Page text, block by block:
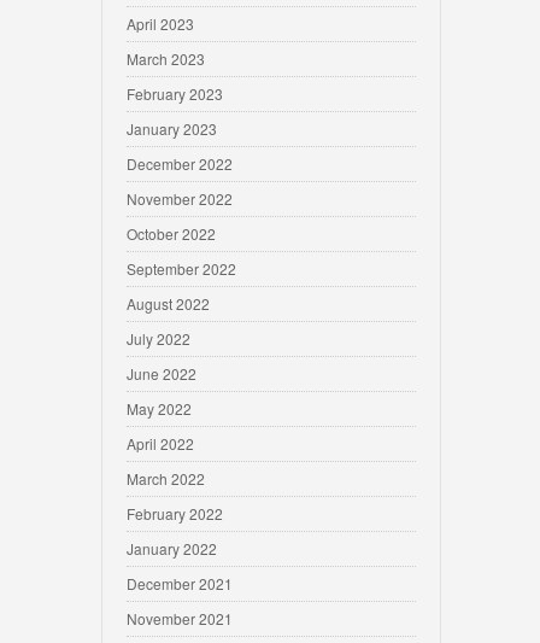
April 2023
March 2023
February 2023
January 2023
December 2022
November 2022
October 2022
September 2022
August 2022
July 2022
June 2022
May 2022
April 2022
March 2022
February 2022
January 2022
December 2021
November 2021